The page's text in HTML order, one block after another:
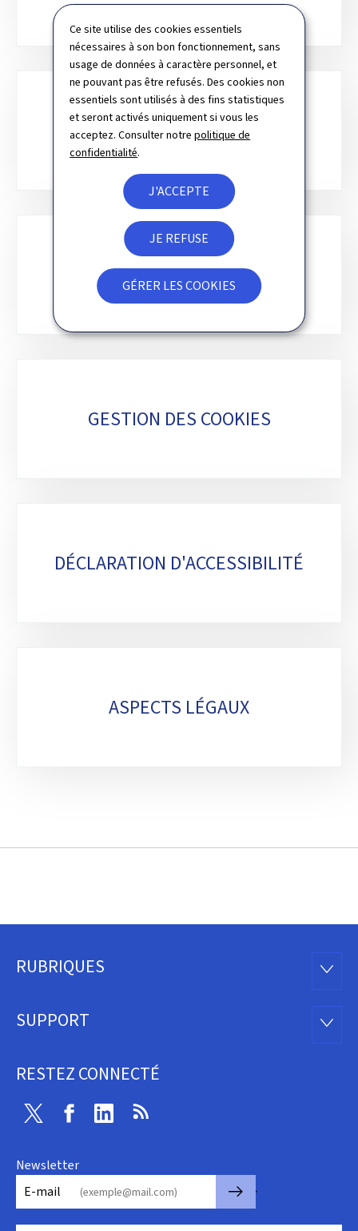
Ce site utilise des cookies essentiels
nécessaires à son bon fonctionnement, sans
usage de données à caractère personnel, et
ne pouvant pas être refusés. Des cookies non
essentiels sont utilisés à des fins statistiques
et seront activés uniquement si vous les
acceptez. Consulter notrepolitique de
confidentialité.
J'ACCEPTE
JE REFUSE
GÉRER LES COOKIES
CHARTE DES COOKIES
NEWSLETTER
GESTION DES COOKIES
DÉCLARATION D'ACCESSIBILITÉ
ASPECTS LÉGAUX
Pied
page
RUBRIQUES
SUPPORT
RESTEZ CONNECTÉ
Twitter FacebookLinkedin
Newsletter
E-mail
🡒